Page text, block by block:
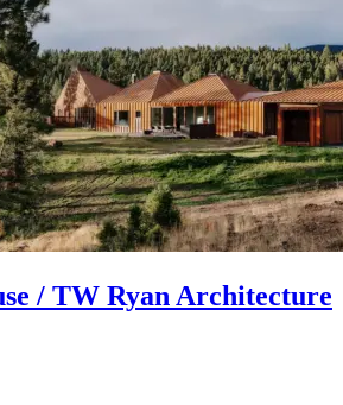
/ TW Ryan Architecture